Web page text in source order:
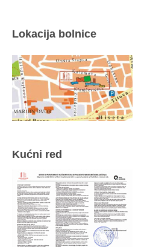
Lokacija bolnice
Kućni red